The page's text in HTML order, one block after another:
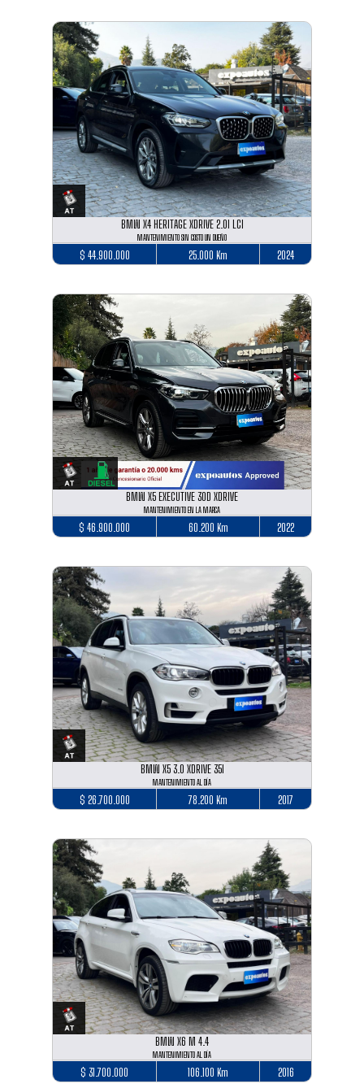
BMW X4 HERITAGE XDRIVE 2.0I LCI
MANTENIMIENTO SIN COSTO UN DUEÑO
$ 44.900.000 25.000 Km 2024
BMW X5 EXECUTIVE 30D XDRIVE
MANTENIMIENTO EN LA MARCA
$ 46.900.000 60.200 Km 2022
BMW X5 3.0 XDRIVE 35I
MANTENIMIENTO AL DÍA
$ 26.700.000 78.200 Km 2017
BMW X6 M 4.4
MANTENIMIENTO AL DÍA
$ 31.700.000 106.100 Km 2016